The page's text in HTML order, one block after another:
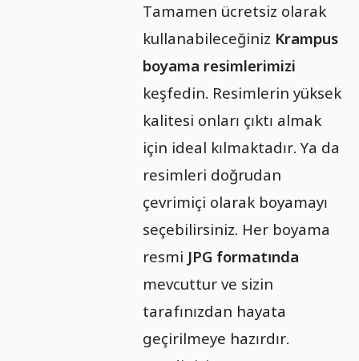
Tamamen ücretsiz olarak
kullanabileceğiniz Krampus
boyama resimlerimizi
keşfedin. Resimlerin yüksek
kalitesi onları çıktı almak
için ideal kılmaktadır. Ya da
resimleri doğrudan
çevrimiçi olarak boyamayı
seçebilirsiniz. Her boyama
resmi JPG formatında
mevcuttur ve sizin
tarafınızdan hayata
geçirilmeye hazırdır.